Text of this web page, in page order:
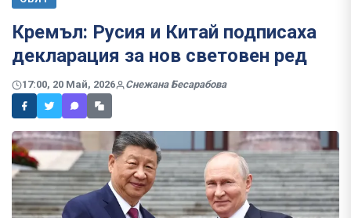
Кремъл: Русия и Китай подписаха
декларация за нов световен ред
17:00, 20 Май, 2026 Снежана Бесарабова